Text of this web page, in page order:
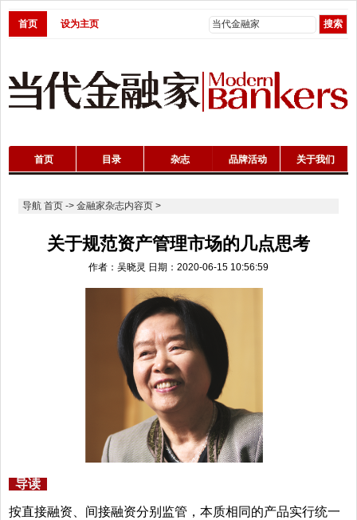
首页 设为主页
首页 目录 杂志 品牌活动 关于我们
导航 首页-> 金融家杂志内容页>
关于规范资产管理市场的几点思考
作者：吴晓灵 日期：2020-06-15 10:56:59
导读
按直接融资、间接融资分别监管，本质相同的产品实行统一